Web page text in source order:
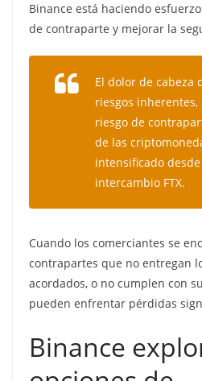
Binance está haciendo
de contraparte y mejorar la
El dolor de cabeza
riesgos
riesgo de
de las
intensificado
intercambio FTX.
Cuando los comerciantes se
contrapartes que no entregan
acordados, o no cumplen con
pueden enfrentar pérdidas
Binance